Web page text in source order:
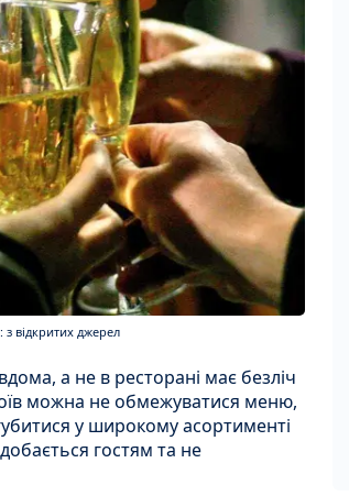
відкритих джерел
а не в ресторані має безліч
можна не обмежуватися меню,
у широкому асортименті
гостям та не